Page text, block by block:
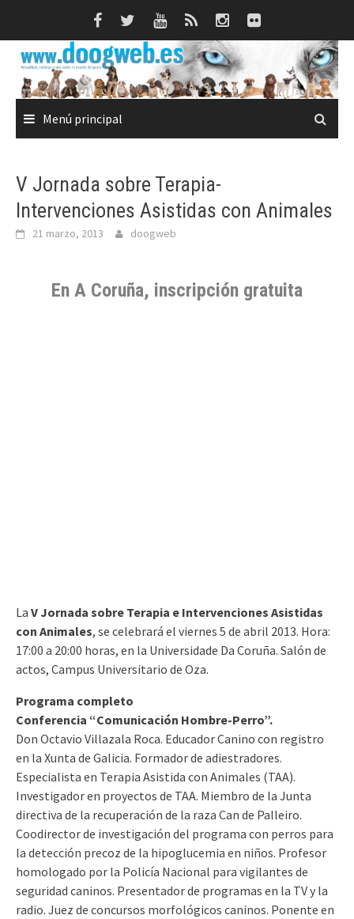
Menú principal
V Jornada sobre Terapia-
Intervenciones Asistidas con Animales
21 marzo, 2013 doogweb
En A Coruña, inscripción gratuita
La V Jornada sobre Terapia e Intervenciones Asistidas
con Animales, se celebrará el viernes 5 de abril 2013. Hora:
17:00 a 20:00 horas, en la Universidade Da Coruña. Salón de
actos, Campus Universitario de Oza.
Programa completo
Conferencia “Comunicación Hombre-Perro”.
Don Octavio Villazala Roca. Educador Canino con registro
en la Xunta de Galicia. Formador de adiestradores.
Especialista en Terapia Asistida con Animales (TAA).
Investigador en proyectos de TAA. Miembro de la Junta
directiva de la recuperación de la raza Can de Palleiro.
Coodirector de investigación del programa con perros para
la detección precoz de la hipoglucemia en niños. Profesor
homologado por la Policía Nacional para vigilantes de
seguridad caninos. Presentador de programas en la TV y la
radio. Juez de concursos morfológicos caninos. Ponente en